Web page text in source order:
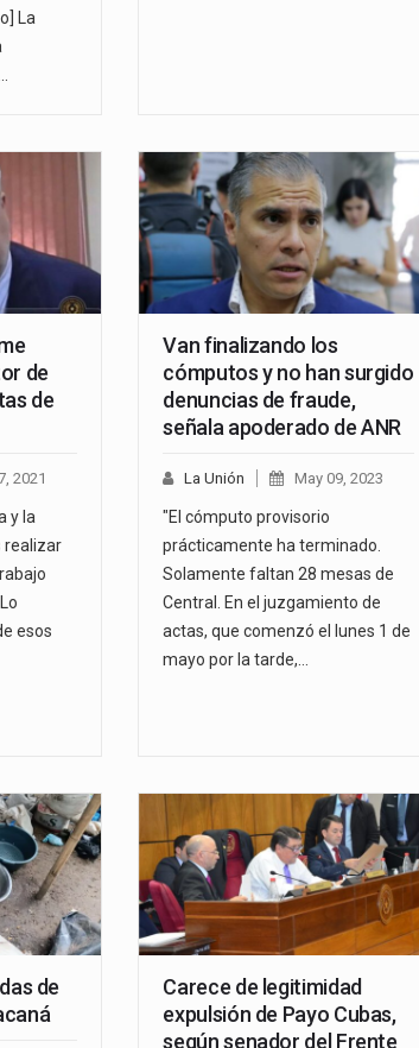
La
de
de
2021
y la
realizar
esos
Van finalizando los
cómputos y no han surgido
denuncias de fraude,
señala apoderado de ANR
La Unión May 09, 2023
"El cómputo provisorio
prácticamente ha terminado.
Solamente faltan 28 mesas de
Central. En el juzgamiento de
actas, que comenzó el lunes 1 de
mayo por la tarde,…
de
Carece de legitimidad
expulsión de Payo Cubas,
según senador del Frente